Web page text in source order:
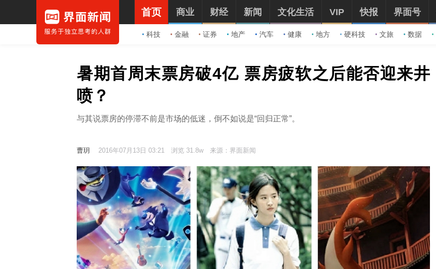
首页
科技 金融 证券 地产 汽车 健康 地方 硬科技 文旅 数据
商业 财经 新闻 文化生活 VIP 快报 界面号
暑期首周末票房破4亿 票房疲软之后能否迎来井
喷？
与其说票房的停滞不前是市场的低迷，倒不如说是“回归正常”。
曹玥 2016年07月13日 03:21 浏览 31.8w 来源：界面新闻